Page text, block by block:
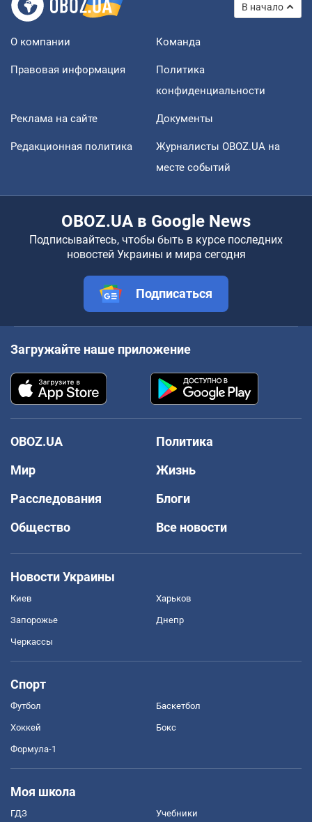
В начало
О компании Команда
Правовая информация
Политика
конфиденциальности
Реклама на сайте Документы
Редакционная политика
Журналисты OBOZ.UA на
месте событий
OBOZ.UA в Google News
Подписывайтесь, чтобы быть в курсе последних
новостей Украины и мира сегодня
Подписаться
Загружайте наше приложение
OBOZ.UA
Политика
Мир
Жизнь
Расследования
Блоги
Общество
Все новости
Новости Украины
Киев Харьков
Запорожье Днепр
Черкассы
Спорт
Футбол Баскетбол
Хоккей Бокс
Формула-1
Моя школа
ГДЗ Учебники